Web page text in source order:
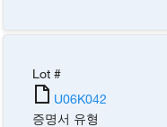
Lot #
U06K042
증명서 유형